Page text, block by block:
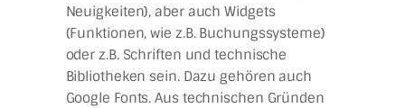
Neuigkeiten), aber auch Widgets
(Funktionen, wie z.B. Buchungssysteme)
oder z.B. Schriften und technische
Bibliotheken sein. Dazu gehören auch
Google Fonts. Aus technischen Gründen